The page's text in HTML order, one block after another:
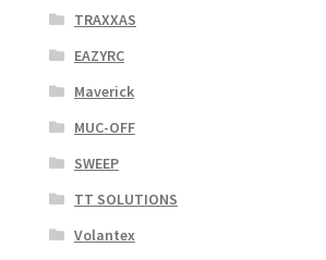
TRAXXAS
EAZYRC
Maverick
MUC-OFF
SWEEP
TT SOLUTIONS
Volantex